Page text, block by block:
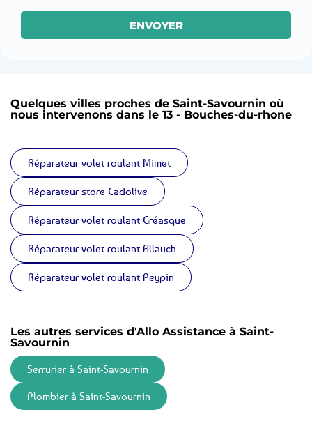
ENVOYER
Quelques villes proches de Saint-Savournin où
nous intervenons dans le 13 - Bouches-du-rhone
Réparateur volet roulant Mimet
Réparateur store Cadolive
Réparateur volet roulant Gréasque
Réparateur volet roulant Allauch
Réparateur volet roulant Peypin
Les autres services d'Allo Assistance à Saint-
Savournin
Serrurier à Saint-Savournin
Plombier à Saint-Savournin